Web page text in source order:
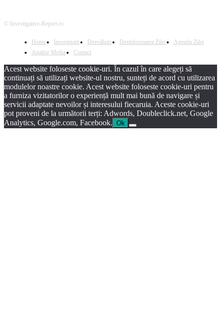
© Investigative-Report.ro
Home Investigatii Dezvăluiri Dezinformarea Zilei
Agenda Zilei
Analize Media
Contact
Acest website foloseste cookie-uri. În cazul în care alegeți să
continuați să utilizați website-ul nostru, sunteți de acord cu utilizarea
modulelor noastre cookie. Acest website foloseste cookie-uri pentru
a furniza vizitatorilor o experiență mult mai bună de navigare și
servicii adaptate nevoilor și interesului fiecaruia. Aceste cookie-uri
pot proveni de la următorii terți: Adwords, Doubleclick.net, Google
Analytics, Google.com, Facebook. Ok